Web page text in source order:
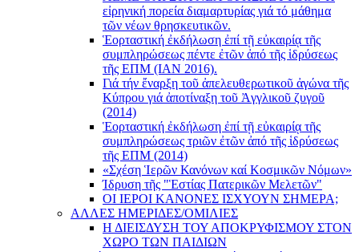
εἰρηνική πορεία διαμαρτυρίας γιά τό μάθημα
τῶν νέων θρησκευτικῶν.
Ἑορταστική ἐκδήλωση ἐπί τῇ εὐκαιρίᾳ τῆς
συμπληρώσεως πέντε ἐτῶν ἀπό τῆς ἱδρύσεως
τῆς ΕΠΜ (ΙΑΝ 2016).
Γιά τήν ἔναρξη τοῦ ἀπελευθερωτικοῦ ἀγώνα τῆς
Κύπρου γιά ἀποτίναξη τοῦ Ἀγγλικοῦ ζυγοῦ
(2014)
Ἑορταστική ἐκδήλωση ἐπί τῇ εὐκαιρίᾳ τῆς
συμπληρώσεως τριῶν ἐτῶν ἀπό τῆς ἱδρύσεως
τῆς ΕΠΜ (2014)
«Σχέση Ἱερῶν Κανόνων καί Κοσμικῶν Νόμων»
Ίδρυση τῆς "Ἑστίας Πατερικῶν Μελετῶν"
ΟΙ ΙΕΡΟΙ ΚΑΝΟΝΕΣ ΙΣΧΥΟΥΝ ΣΗΜΕΡΑ;
ΑΛΛΕΣ ΗΜΕΡΙΔΕΣ/ΟΜΙΛΙΕΣ
Η ΔΙΕΙΣΔΥΣΗ ΤΟΥ ΑΠΟΚΡΥΦΙΣΜΟΥ ΣΤΟΝ
ΧΩΡΟ ΤΩΝ ΠΑΙΔΙΩΝ